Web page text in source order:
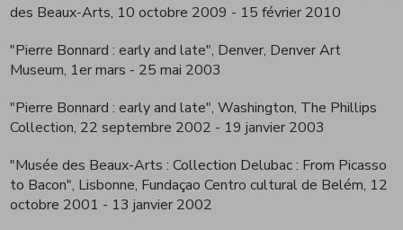
des Beaux-Arts, 10 octobre 2009 - 15 février 2010
"Pierre Bonnard : early and late", Denver, Denver Art
Museum, 1er mars - 25 mai 2003
"Pierre Bonnard : early and late", Washington, The Phillips
Collection, 22 septembre 2002 - 19 janvier 2003
"Musée des Beaux-Arts : Collection Delubac : From Picasso
to Bacon", Lisbonne, Fundaçao Centro cultural de Belém, 12
octobre 2001 - 13 janvier 2002